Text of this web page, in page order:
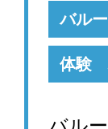
バル
体験